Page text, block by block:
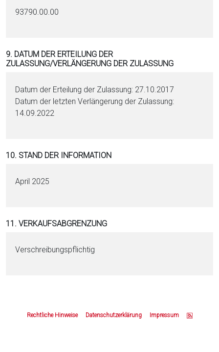
93790.00.00
9. DATUM DER ERTEILUNG DER
ZULASSUNG/VERLÄNGERUNG DER ZULASSUNG
Datum der Erteilung der Zulassung: 27.10.2017
Datum der letzten Verlängerung der Zulassung:
14.09.2022
10. STAND DER INFORMATION
April 2025
11. VERKAUFSABGRENZUNG
Verschreibungspflichtig
Rechtliche Hinweise Datenschutzerklärung Impressum